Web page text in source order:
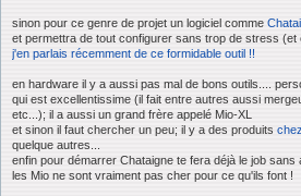
sinon pour ce genre de projet un logiciel comme
et permettra de tout configurer sans trop de stress (et
j'en parlais récemment de ce formidable outil !!
en hardware il y a aussi pas mal de bons outils....
qui est excellentissime (il fait entre autres aussi
etc...); il a aussi un grand frère appelé Mio-XL
et sinon il faut chercher un peu; il y a des produits
quelque autres...
enfin pour démarrer Chataigne te fera déjà le job
les Mio ne sont vraiment pas cher pour ce qu'ils font !